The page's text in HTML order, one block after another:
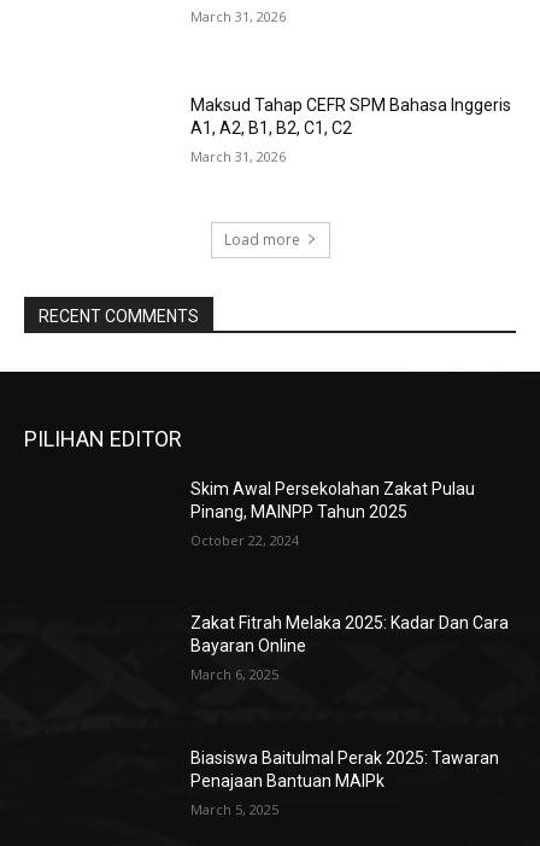
March 31, 2026
Maksud Tahap CEFR SPM Bahasa Inggeris
A1, A2, B1, B2, C1, C2
March 31, 2026
Load more
RECENT COMMENTS
PILIHAN EDITOR
Skim Awal Persekolahan Zakat Pulau
Pinang, MAINPP Tahun 2025
October 22, 2024
Zakat Fitrah Melaka 2025: Kadar Dan Cara
Bayaran Online
March 6, 2025
Biasiswa Baitulmal Perak 2025: Tawaran
Penajaan Bantuan MAIPk
March 5, 2025